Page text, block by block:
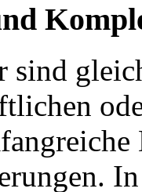
sind